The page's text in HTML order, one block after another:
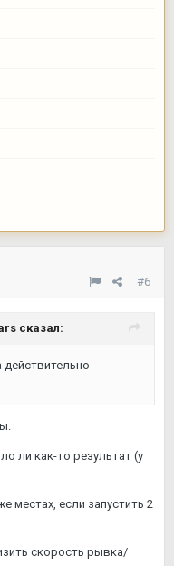
#6
сказал:
ли как-то результат (у
местах, если запустить 2
скорость рывка/